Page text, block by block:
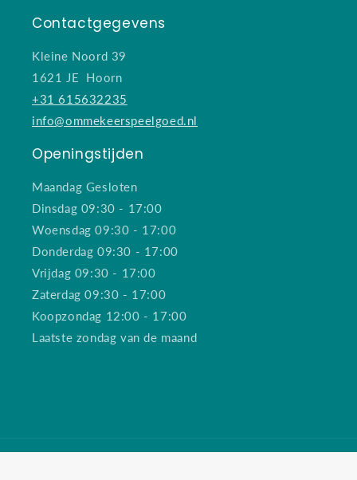
Contactgegevens
Kleine Noord 39
1621 JE Hoorn
+31 615632235
info@ommekeerspeelgoed.nl
Openingstijden
Maandag Gesloten
Dinsdag 09:30 - 17:00
Woensdag 09:30 - 17:00
Donderdag 09:30 - 17:00
Vrijdag 09:30 - 17:00
Zaterdag 09:30 - 17:00
Koopzondag 12:00 - 17:00
Laatste zondag van de maand